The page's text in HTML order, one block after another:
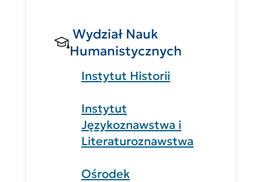
Wydział Nauk
Humanistycznych
Instytut Historii
Instytut
Językoznawstwa i
Literaturoznawstwa
Ośrodek